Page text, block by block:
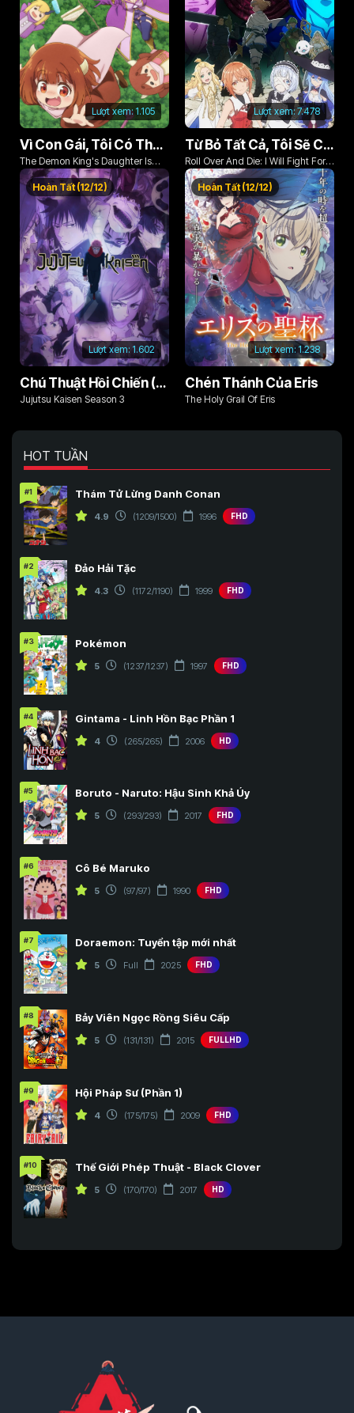
Lượt xem: 1.105
Vì Con Gái, Tôi Có Thể Đánh Bại Cả Ma Vương
The Demon King's Daughter Is
Too Kind!!
Lượt xem: 7.478
Từ Bỏ Tất Cả, Tôi Sẽ Chiến Đấu Cho Một Cuộc Sống Bình Thường Với Tình Yêu Của Đời Mình Và Chiếc Thanh Kiếm Bị Nguyền Rủa!
Roll Over And Die: I Will Fight For
An Ordinary Life With My Love And
Cursed Sword!
Lượt xem: 1.602
Hoàn Tất (12/12)
Chú Thuật Hồi Chiến (Phần 3)
Jujutsu Kaisen Season 3
Lượt xem: 1.238
Hoàn Tất (12/12)
Chén Thánh Của Eris
The Holy Grail Of Eris
HOT TUẦN
#1 Thám Tử Lừng Danh Conan
4.9 (1209/1500) 1996 FHD
#2 Đảo Hải Tặc
4.3 (1172/1190) 1999 FHD
#3 Pokémon
5 (1237/1237) 1997 FHD
#4 Gintama - Linh Hồn Bạc Phần 1
4 (265/265) 2006 HD
#5 Boruto - Naruto: Hậu Sinh Khả Úy
5 (293/293) 2017 FHD
#6 Cô Bé Maruko
5 (97/97) 1990 FHD
#7 Doraemon: Tuyển tập mới nhất
5 Full 2025 FHD
#8 Bảy Viên Ngọc Rồng Siêu Cấp
5 (131/131) 2015 FULLHD
#9 Hội Pháp Sư (Phần 1)
4 (175/175) 2009 FHD
#10 Thế Giới Phép Thuật - Black Clover
5 (170/170) 2017 HD